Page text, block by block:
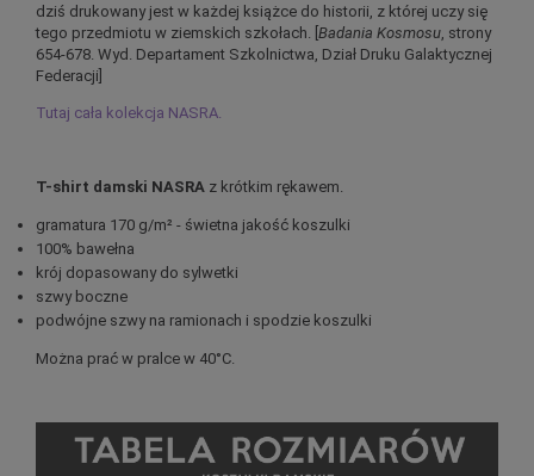
dziś drukowany jest w każdej książce do historii, z której uczy się
tego przedmiotu w ziemskich szkołach. [Badania Kosmosu, strony
654-678. Wyd. Departament Szkolnictwa, Dział Druku Galaktycznej
Federacji]
Tutaj cała kolekcja NASRA.
T-shirt damski NASRA z krótkim rękawem.
gramatura 170 g/m² - świetna jakość koszulki
100% bawełna
krój dopasowany do sylwetki
szwy boczne
podwójne szwy na ramionach i spodzie koszulki
Można prać w pralce w 40°C.